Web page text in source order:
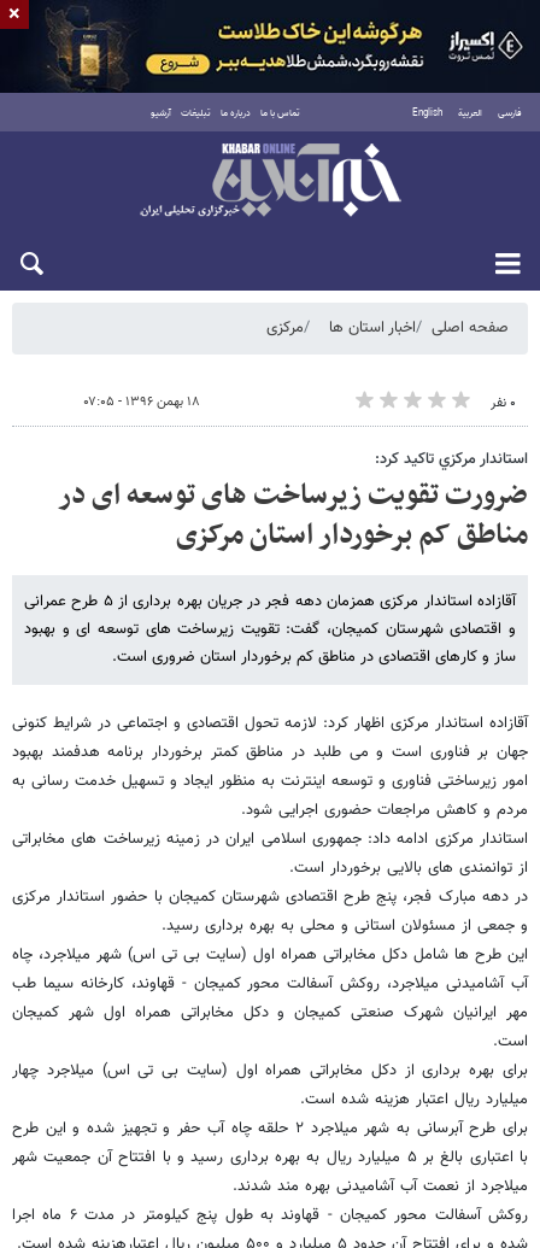
فارسی العربية English تماس با ما درباره ما تبلیغات آرشیو
شنبه ۱۷ مرداد ۱۴۰۵
صفحه اصلی اخبار استان ها مرکزی
۰ نفر ۱۸ بهمن ۱۳۹۶ - ۰۷:۰۵
استاندار مركزي تاكيد كرد:
ضرورت تقویت زیرساخت های توسعه ای در
مناطق کم برخوردار استان مرکزی
آقازاده استاندار مرکزی همزمان دهه فجر در جریان بهره برداری از ۵ طرح عمرانی
و اقتصادی شهرستان کمیجان، گفت: تقویت زیرساخت های توسعه ای و بهبود
ساز و کارهای اقتصادی در مناطق کم برخوردار استان ضروری است.
آقازاده استاندار مرکزی اظهار کرد: لازمه تحول اقتصادی و اجتماعی در شرایط کنونی
جهان بر فناوری است و می طلبد در مناطق کمتر برخوردار برنامه هدفمند بهبود
امور زیرساختی فناوری و توسعه اینترنت به منظور ایجاد و تسهیل خدمت رسانی به
مردم و کاهش مراجعات حضوری اجرایی شود.
استاندار مرکزی ادامه داد: جمهوری اسلامی ایران در زمینه زیرساخت های مخابراتی
از توانمندی های بالایی برخوردار است.
در دهه مبارک فجر، پنج طرح اقتصادی شهرستان کمیجان با حضور استاندار مرکزی
و جمعی از مسئولان استانی و محلی به بهره برداری رسید.
این طرح ها شامل دکل مخابراتی همراه اول (سایت بی تی اس) شهر میلاجرد، چاه
آب آشامیدنی میلاجرد، روکش آسفالت محور کمیجان - قهاوند، کارخانه سیما طب
مهر ایرانیان شهرک صنعتی کمیجان و دکل مخابراتی همراه اول شهر کمیجان
است.
برای بهره برداری از دکل مخابراتی همراه اول (سایت بی تی اس) میلاجرد چهار
میلیارد ریال اعتبار هزینه شده است.
برای طرح آبرسانی به شهر میلاجرد ۲ حلقه چاه آب حفر و تجهیز شده و این طرح
با اعتباری بالغ بر ۵ میلیارد ریال به بهره برداری رسید و با افتتاح آن جمعیت شهر
میلاجرد از نعمت آب آشامیدنی بهره مند شدند.
روکش آسفالت محور کمیجان - قهاوند به طول پنج کیلومتر در مدت ۶ ماه اجرا
×